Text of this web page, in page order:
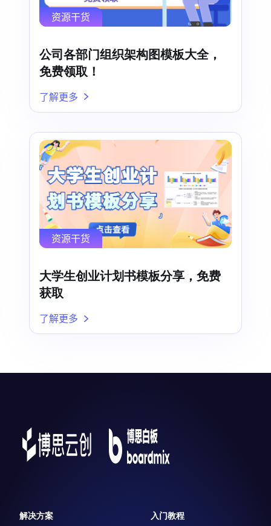
资源干货
公司各部门组织架构图模板大全，
免费领取！
了解更多
资源干货
大学生创业计划书模板分享，免费
获取
了解更多
解决方案 入门教程